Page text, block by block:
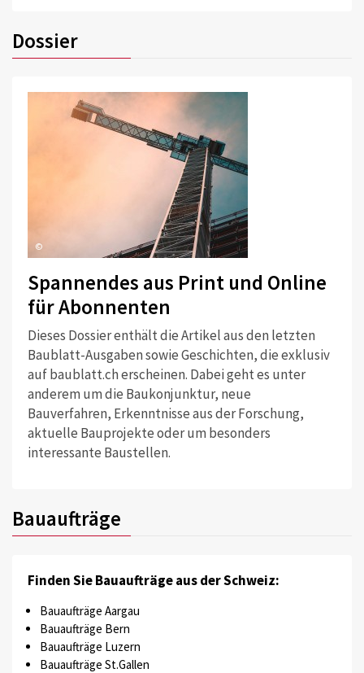
Dossier
©
Spannendes aus Print und Online
für Abonnenten
Dieses Dossier enthält die Artikel aus den letzten
Baublatt-Ausgaben sowie Geschichten, die exklusiv
auf baublatt.ch erscheinen. Dabei geht es unter
anderem um die Baukonjunktur, neue
Bauverfahren, Erkenntnisse aus der Forschung,
aktuelle Bauprojekte oder um besonders
interessante Baustellen.
Bauaufträge
Finden Sie Bauaufträge aus der Schweiz:
Bauaufträge Aargau
Bauaufträge Bern
Bauaufträge Luzern
Bauaufträge St.Gallen